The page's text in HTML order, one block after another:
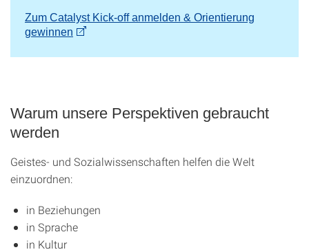
Zum Catalyst Kick-off anmelden & Orientierung
gewinnen
Warum unsere Perspektiven gebraucht
werden
Geistes- und Sozialwissenschaften helfen die Welt
einzuordnen:
in Beziehungen
in Sprache
in Kultur